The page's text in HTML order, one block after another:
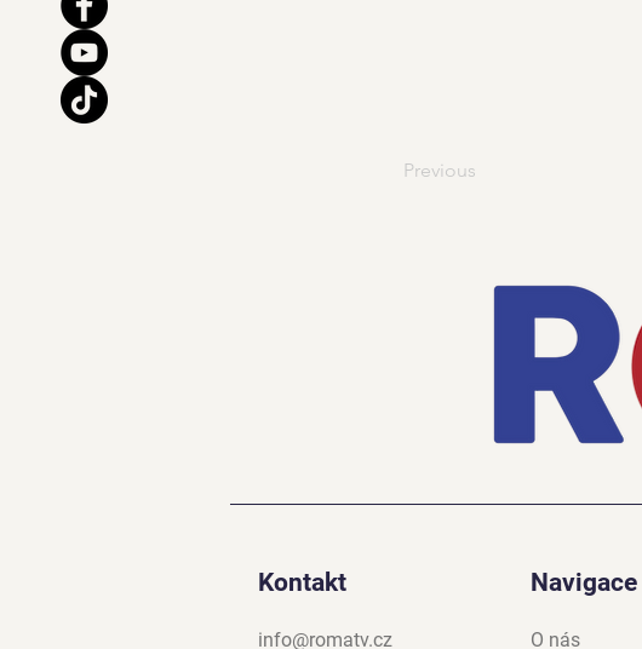
Previous
Kontakt
info@romatv.cz
Navigace
O nás